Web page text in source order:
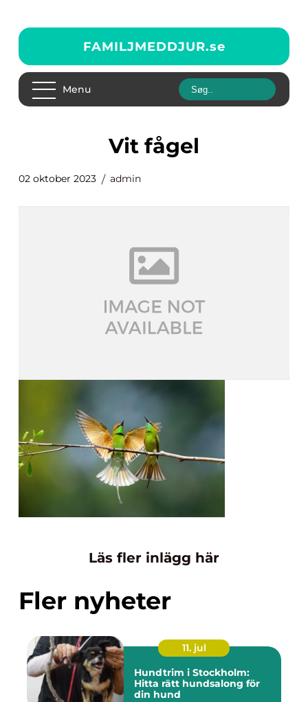
FAMILJMEDDJUR.se
Menu
vit fågel
02 oktober 2023 admin
Läs fler inlägg här
Fler nyheter
11. jul
Hundtrim i Stockholm:
Hitta rätt hundsalong för
din hund